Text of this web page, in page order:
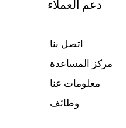
دعم العملاء
اتصل بنا
مركز المساعدة
معلومات عنا
وظائف